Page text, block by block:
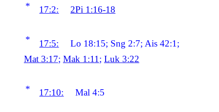
* 17:2: 2Pi 1:16-18
* 17:5:
Lo 18:15; Sng 2:7; Ais 42:1;
Mat 3:17; Mak 1:11 ; Luk 3:22
* 17:10: Mal 4:5